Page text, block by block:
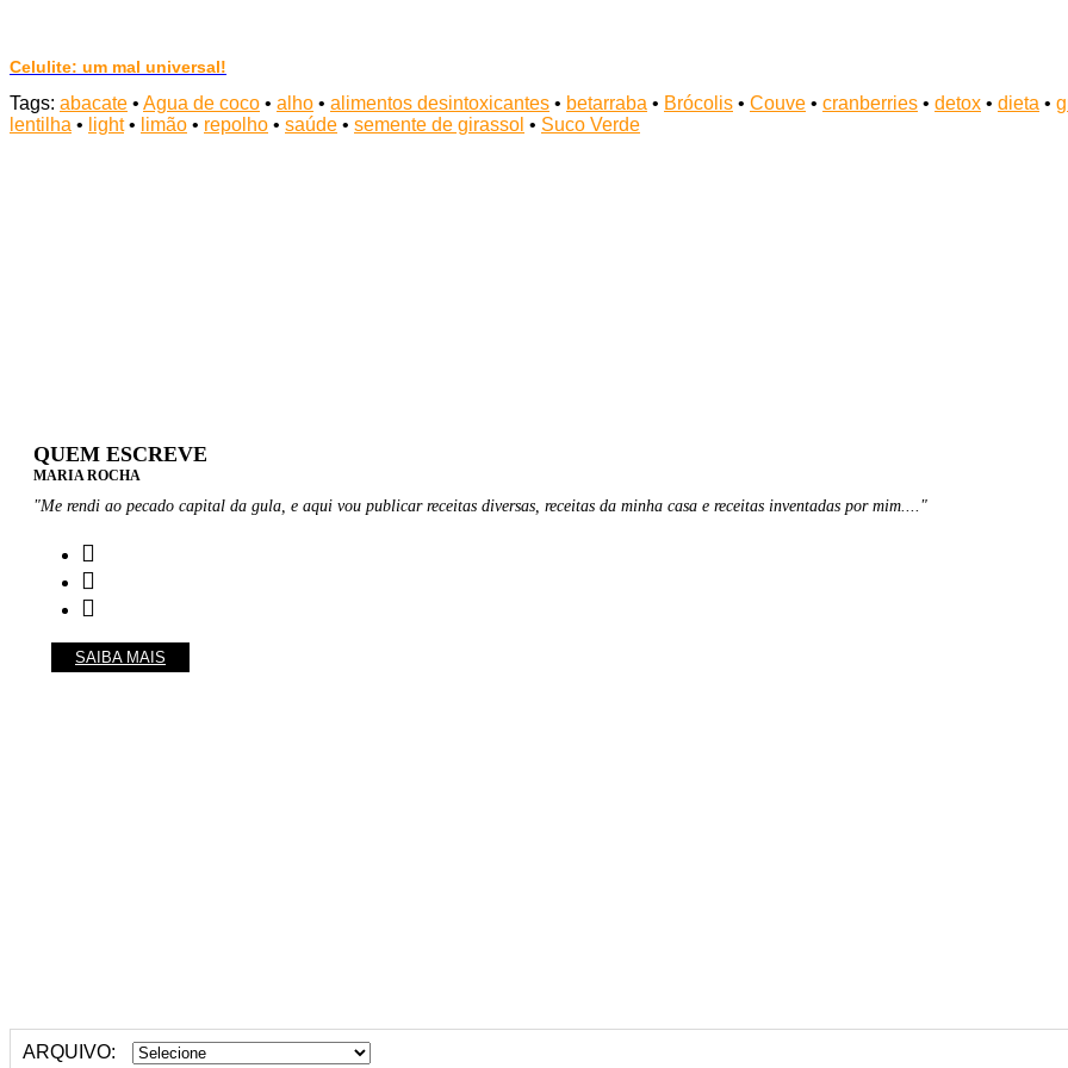
Celulite: um mal universal!
Tags: abacate • Agua de coco • alho • alimentos desintoxicantes • betarraba • Brócolis • Couve • cranberries • detox • dieta •
lentilha • light• limão • repolho • saúde • semente de girassol • Suco Verde
QUEM ESCREVE
MARIA ROCHA
"Me rendi ao pecado capital da gula, e aqui vou publicar receitas diversas, receitas da minha casa e receitas inventadas por mim...."
SAIBA MAIS
ARQUIVO: